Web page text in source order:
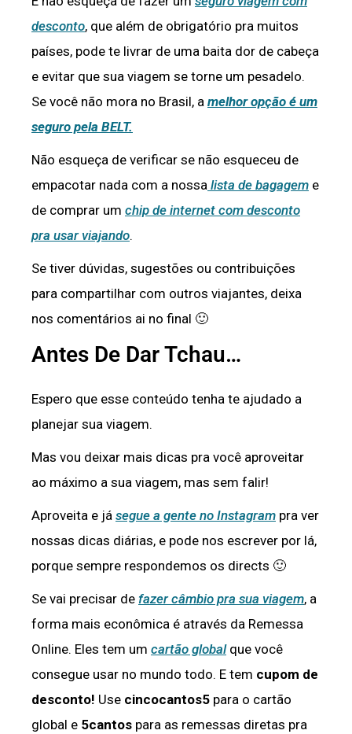
desconto, que além de obrigatório pra muitos
países, pode te livrar de uma baita dor de cabeça
e evitar que sua viagem se torne um pesadelo.
Se você não mora no Brasil, a melhor opção é um
seguro pela BELT.
Não esqueça de verificar se não esqueceu de
empacotar nada com a nossa lista de bagagem e
de comprar um chip de internet com desconto
pra usar viajando.
Se tiver dúvidas, sugestões ou contribuições
para compartilhar com outros viajantes, deixa
nos comentários ai no final 🙂
Antes De Dar Tchau…
Espero que esse conteúdo tenha te ajudado a
planejar sua viagem.
Mas vou deixar mais dicas pra você aproveitar
ao máximo a sua viagem, mas sem falir!
Aproveita e já segue a gente no Instagram pra ver
nossas dicas diárias, e pode nos escrever por lá,
porque sempre respondemos os directs 🙂
Se vai precisar de fazer câmbio pra sua viagem, a
forma mais econômica é através da Remessa
Online. Eles tem um cartão globalque você
consegue usar no mundo todo. E tem cupom de
desconto! Use cincocantos5 para o cartão
global e 5cantos para as remessas diretas pra